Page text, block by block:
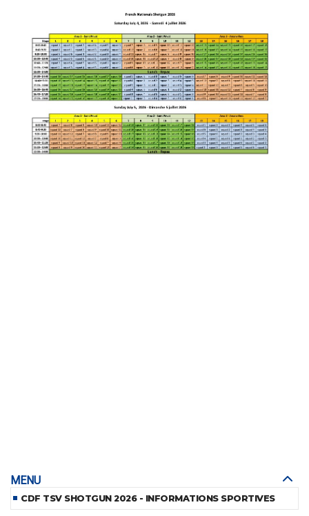
MENU
CDF TSV SHOTGUN 2026 - INFORMATIONS SPORTIVES